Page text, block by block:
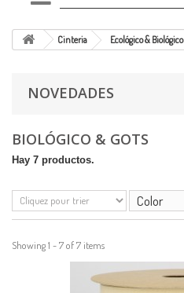
Cinteria Ecológico & Biológico
NOVEDADES
BIOLÓGICO & GOTS
Hay 7 productos.
Color
Showing 1 - 7 of 7 items